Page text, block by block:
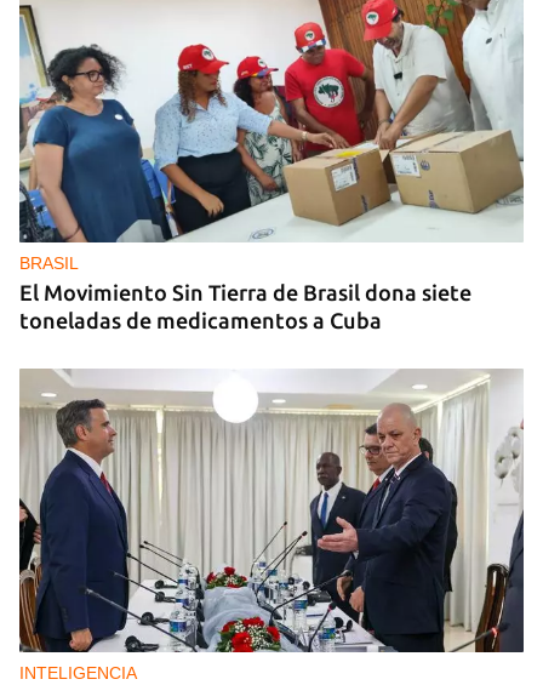
MIAMI
La hija de un diplomático castrista expulsado de
EE UU en 2003 está bajo custodia del ICE
BRASIL
El Movimiento Sin Tierra de Brasil dona siete
toneladas de medicamentos a Cuba
INTELIGENCIA